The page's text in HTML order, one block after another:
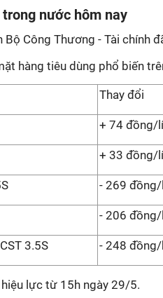
trong nước hôm nay
Bộ Công Thương - Tài chính
hàng tiêu dùng phổ biến
Thay đổi
+ 74 đồng/
+ 33 đồng/
- 269
- 206
3.5S - 248
lực từ 15h ngày 29/5.